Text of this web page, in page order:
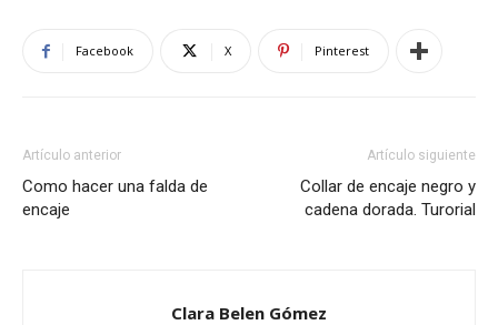
Facebook X Pinterest
Artículo anterior
Como hacer una falda de
encaje
Artículo siguiente
Collar de encaje negro y
cadena dorada. Turorial
Clara Belen Gómez